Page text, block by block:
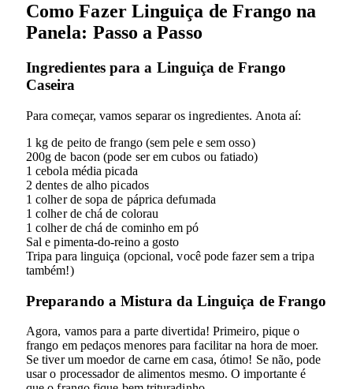
Como Fazer Linguiça de Frango na
Panela: Passo a Passo
Ingredientes para a Linguiça de Frango
Caseira
Para começar, vamos separar os ingredientes. Anota aí:
1 kg de peito de frango (sem pele e sem osso)
200g de bacon (pode ser em cubos ou fatiado)
1 cebola média picada
2 dentes de alho picados
1 colher de sopa de páprica defumada
1 colher de chá de colorau
1 colher de chá de cominho em pó
Sal e pimenta-do-reino a gosto
Tripa para linguiça (opcional, você pode fazer sem a tripa
também!)
Preparando a Mistura da Linguiça de Frango
Agora, vamos para a parte divertida! Primeiro, pique o
frango em pedaços menores para facilitar na hora de moer.
Se tiver um moedor de carne em casa, ótimo! Se não, pode
usar o processador de alimentos mesmo. O importante é